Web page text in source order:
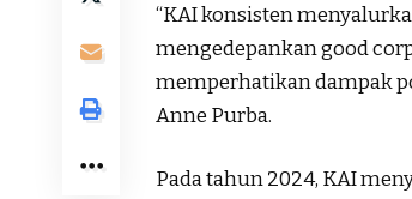
“KAI konsisten
mengedepankan good
memperhatikan dampak
Anne Purba.
Pada tahun 2024, KAI